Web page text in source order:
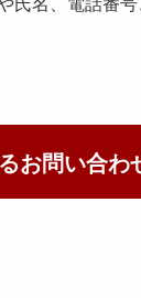
名、電話番
お問い合わ